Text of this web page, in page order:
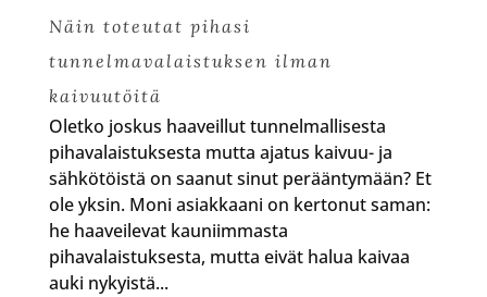
Näin toteutat pihasi
tunnelmavalaistuksen ilman
kaivuutöitä
Oletko joskus haaveillut tunnelmallisesta
pihavalaistuksesta mutta ajatus kaivuu- ja
sähkötöistä on saanut sinut perääntymään? Et
ole yksin. Moni asiakkaani on kertonut saman:
he haaveilevat kauniimmasta
pihavalaistuksesta, mutta eivät halua kaivaa
auki nykyistä...